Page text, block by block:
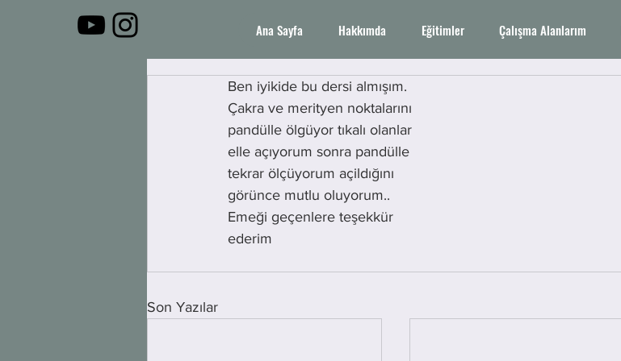
Ana Sayfa Hakkımda Eğitimler Çalışma Alanlarım
Ben iyikide bu dersi almışım.
Çakra ve merityen noktalarını
pandülle ölgüyor tıkalı olanlar
elle açıyorum sonra pandülle
tekrar ölçüyorum açildığını
görünce mutlu oluyorum..
Emeği geçenlere teşekkür
ederim
Son Yazılar